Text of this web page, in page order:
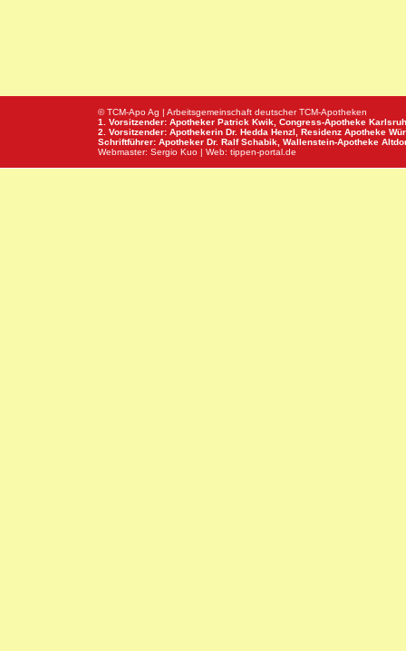
© TCM-Apo Ag | Arbeitsgemeinschaft deutscher TCM-Apotheken
1. Vorsitzender: Apotheker Patrick Kwik, Congress-Apotheke
2. Vorsitzender: Apothekerin Dr. Hedda Henzl, Residenz Apotheke
Schriftführer: Apotheker Dr. Ralf Schabik, Wallenstein-Apotheke
Webmaster: Sergio Kuo | Web: tippen-portal.de